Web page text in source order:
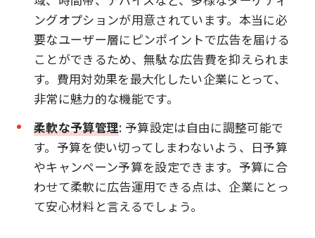
ングオプションが用意されています。本当に必
要なユーザー層にピンポイントで広告を届ける
ことができるため、無駄な広告費を抑えられま
す。費用対効果を最大化したい企業にとって、
非常に魅力的な機能です。
柔軟な予算管理: 予算設定は自由に調整可能で
す。予算を使い切ってしまわないよう、日予算
やキャンペーン予算を設定できます。予算に合
わせて柔軟に広告運用できる点は、企業にとっ
て安心材料と言えるでしょう。